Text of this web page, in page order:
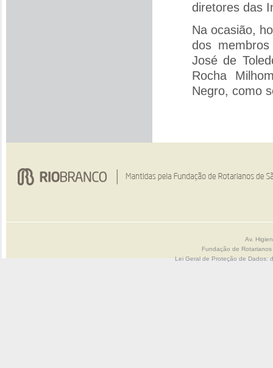
diretores das
Na ocasião,
dos
José de
Rocha
Negro, como
Av.
Fundação de
Lei Geral de Proteção de Dados: